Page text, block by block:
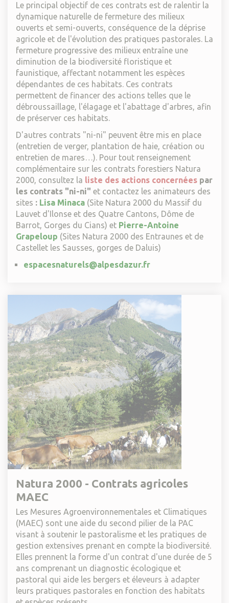
Le principal objectif de ces contrats est de ralentir la
dynamique naturelle de fermeture des milieux
ouverts et semi-ouverts, conséquence de la déprise
agricole et de l'évolution des pratiques pastorales. La
fermeture progressive des milieux entraîne une
diminution de la biodiversité floristique et
faunistique, affectant notamment les espèces
dépendantes de ces habitats. Ces contrats
permettent de financer des actions telles que le
débroussaillage, l'élagage et l'abattage d'arbres, afin
de préserver ces habitats.
D'autres contrats "ni-ni" peuvent être mis en place
(entretien de verger, plantation de haie, création ou
entretien de mares…). Pour tout renseignement
complémentaire sur les contrats forestiers Natura
2000, consultez la liste des actions concernées par
les contrats "ni-ni" et contactez les animateurs des
sites : Lisa Minaca (Site Natura 2000 du Massif du
Lauvet d'Ilonse et des Quatre Cantons, Dôme de
Barrot, Gorges du Cians) et Pierre-Antoine
Grapeloup (Sites Natura 2000 des Entraunes et de
Castellet les Sausses, gorges de Daluis)
espacesnaturels@alpesdazur.fr
Natura 2000 - Contrats agricoles
MAEC
Les Mesures Agroenvironnementales et Climatiques
(MAEC) sont une aide du second pilier de la PAC
visant à soutenir le pastoralisme et les pratiques de
gestion extensives prenant en compte la biodiversité.
Elles prennent la forme d'un contrat d'une durée de 5
ans comprenant un diagnostic écologique et
pastoral qui aide les bergers et éleveurs à adapter
leurs pratiques pastorales en fonction des habitats